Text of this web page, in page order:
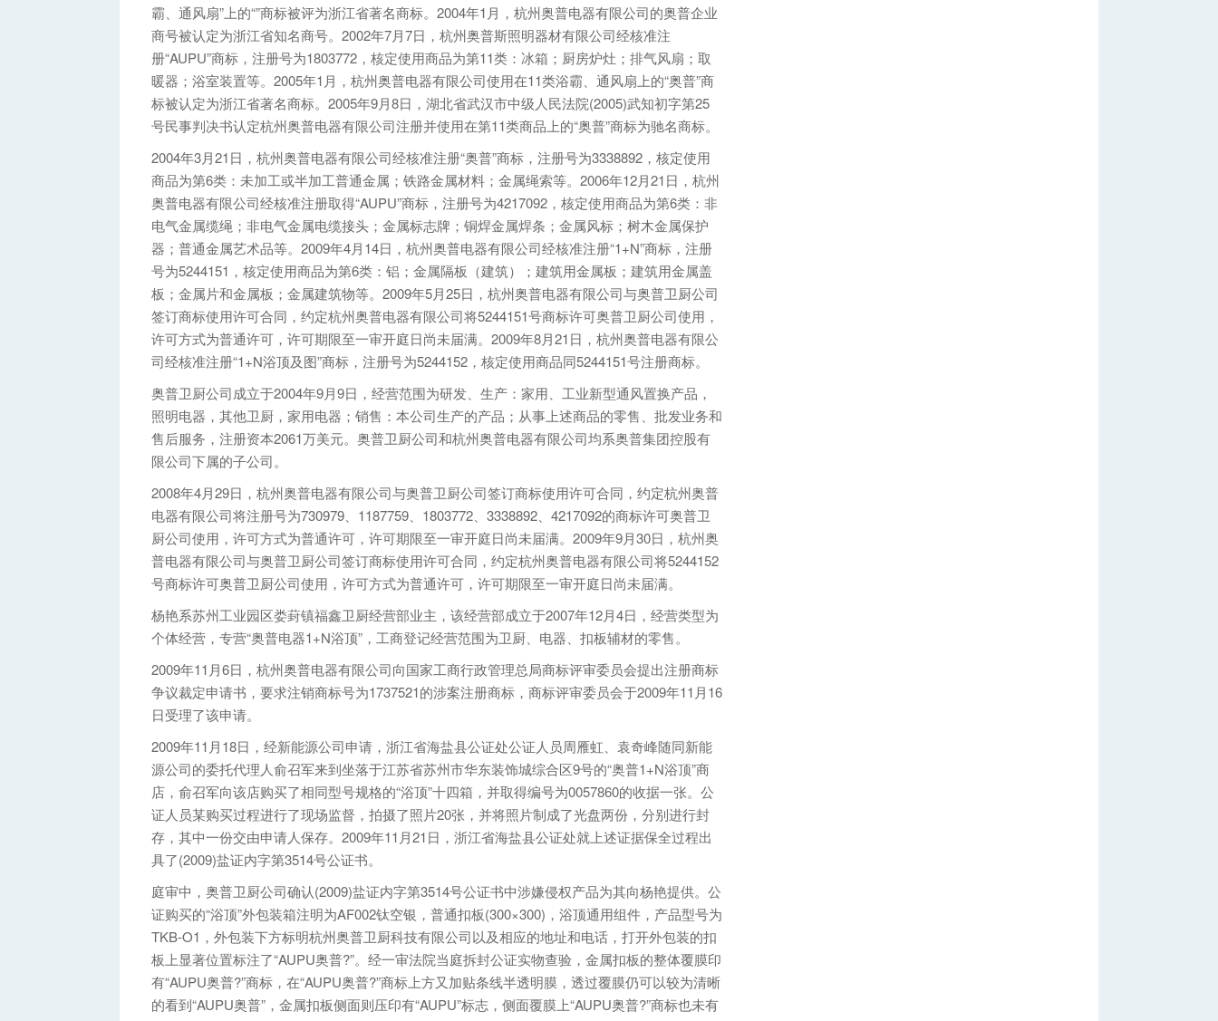
霸、通风扇”上的“”商标被评为浙江省著名商标。2004年1月，杭州奥普电器有限公司的奥普企业
商号被认定为浙江省知名商号。2002年7月7日，杭州奥普斯照明器材有限公司经核准注
册“AUPU”商标，注册号为1803772，核定使用商品为第11类：冰箱；厨房炉灶；排气风扇；取
暖器；浴室装置等。2005年1月，杭州奥普电器有限公司使用在11类浴霸、通风扇上的“奥普”商
标被认定为浙江省著名商标。2005年9月8日，湖北省武汉市中级人民法院(2005)武知初字第25
号民事判决书认定杭州奥普电器有限公司注册并使用在第11类商品上的“奥普”商标为驰名商标。
2004年3月21日，杭州奥普电器有限公司经核准注册“奥普”商标，注册号为3338892，核定使用
商品为第6类：未加工或半加工普通金属；铁路金属材料；金属绳索等。2006年12月21日，杭州
奥普电器有限公司经核准注册取得“AUPU”商标，注册号为4217092，核定使用商品为第6类：非
电气金属缆绳；非电气金属电缆接头；金属标志牌；铜焊金属焊条；金属风标；树木金属保护
器；普通金属艺术品等。2009年4月14日，杭州奥普电器有限公司经核准注册“1+N”商标，注册
号为5244151，核定使用商品为第6类：铝；金属隔板（建筑）；建筑用金属板；建筑用金属盖
板；金属片和金属板；金属建筑物等。2009年5月25日，杭州奥普电器有限公司与奥普卫厨公司
签订商标使用许可合同，约定杭州奥普电器有限公司将5244151号商标许可奥普卫厨公司使用，
许可方式为普通许可，许可期限至一审开庭日尚未届满。2009年8月21日，杭州奥普电器有限公
司经核准注册“1+N浴顶及图”商标，注册号为5244152，核定使用商品同5244151号注册商标。
奥普卫厨公司成立于2004年9月9日，经营范围为研发、生产：家用、工业新型通风置换产品，
照明电器，其他卫厨，家用电器；销售：本公司生产的产品；从事上述商品的零售、批发业务和
售后服务，注册资本2061万美元。奥普卫厨公司和杭州奥普电器有限公司均系奥普集团控股有
限公司下属的子公司。
2008年4月29日，杭州奥普电器有限公司与奥普卫厨公司签订商标使用许可合同，约定杭州奥普
电器有限公司将注册号为730979、1187759、1803772、3338892、4217092的商标许可奥普卫
厨公司使用，许可方式为普通许可，许可期限至一审开庭日尚未届满。2009年9月30日，杭州奥
普电器有限公司与奥普卫厨公司签订商标使用许可合同，约定杭州奥普电器有限公司将5244152
号商标许可奥普卫厨公司使用，许可方式为普通许可，许可期限至一审开庭日尚未届满。
杨艳系苏州工业园区娄葑镇福鑫卫厨经营部业主，该经营部成立于2007年12月4日，经营类型为
个体经营，专营“奥普电器1+N浴顶”，工商登记经营范围为卫厨、电器、扣板辅材的零售。
2009年11月6日，杭州奥普电器有限公司向国家工商行政管理总局商标评审委员会提出注册商标
争议裁定申请书，要求注销商标号为1737521的涉案注册商标，商标评审委员会于2009年11月16
日受理了该申请。
2009年11月18日，经新能源公司申请，浙江省海盐县公证处公证人员周雁虹、袁奇峰随同新能
源公司的委托代理人俞召军来到坐落于江苏省苏州市华东装饰城综合区9号的“奥普1+N浴顶”商
店，俞召军向该店购买了相同型号规格的“浴顶”十四箱，并取得编号为0057860的收据一张。公
证人员某购买过程进行了现场监督，拍摄了照片20张，并将照片制成了光盘两份，分别进行封
存，其中一份交由申请人保存。2009年11月21日，浙江省海盐县公证处就上述证据保全过程出
具了(2009)盐证内字第3514号公证书。
庭审中，奥普卫厨公司确认(2009)盐证内字第3514号公证书中涉嫌侵权产品为其向杨艳提供。公
证购买的“浴顶”外包装箱注明为AF002钛空银，普通扣板(300×300)，浴顶通用组件，产品型号为
TKB-O1，外包装下方标明杭州奥普卫厨科技有限公司以及相应的地址和电话，打开外包装的扣
板上显著位置标注了“AUPU奥普?”。经一审法院当庭拆封公证实物查验，金属扣板的整体覆膜印
有“AUPU奥普?”商标，在“AUPU奥普?”商标上方又加贴条线半透明膜，透过覆膜仍可以较为清晰
的看到“AUPU奥普”，金属扣板侧面则压印有“AUPU”标志，侧面覆膜上“AUPU奥普?”商标也未有